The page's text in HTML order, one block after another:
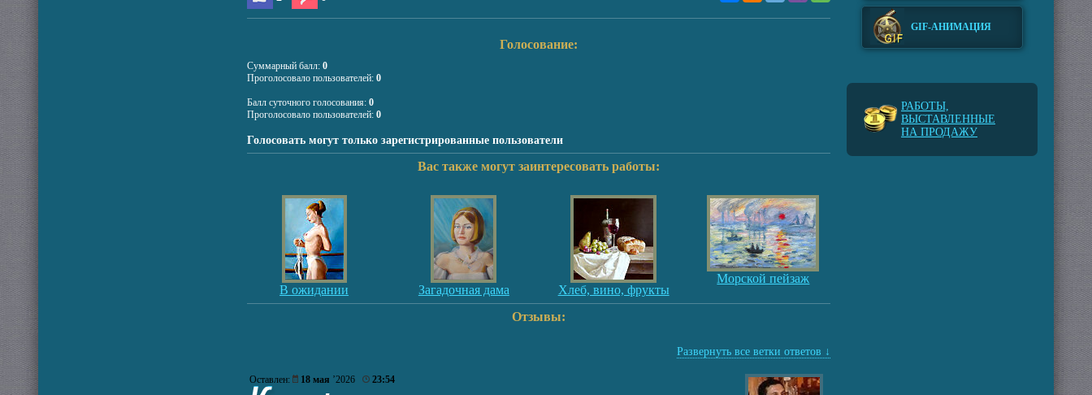
Голосование:
Суммарный балл: 0
Проголосовало пользователей: 0
Балл суточного голосования: 0
Проголосовало пользователей: 0
Голосовать могут только зарегистрированные пользователи
Вас также могут заинтересовать работы:
В ожидании Загадочная дама Хлеб, вино, фрукты
Морской пейзаж
Отзывы:
Развернуть все ветки ответов ↓
Оставлен: 18 мая ’2026 23:54
GIF-АНИМАЦИЯ
РАБОТЫ,
ВЫСТАВЛЕННЫЕ
НА ПРОДАЖУ